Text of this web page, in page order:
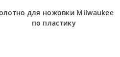
для ножовки Milwaukee
по пластику